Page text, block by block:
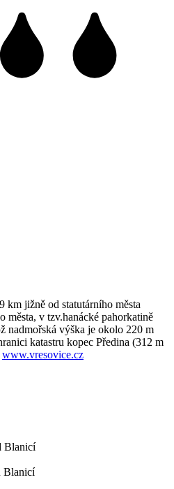
km jižně od statutárního města
města, v tzv.hanácké pahorkatině
nadmořská výška je okolo 220 m
katastru kopec Předina (312 m
www.vresovice.cz
Blanicí
Blanicí